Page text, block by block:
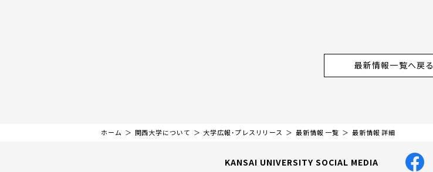
最新情報一覧へ戻る
ホーム 関西大学について 大学広報・プレスリリース 最新情報 一覧 最新情報 詳細
KANSAI UNIVERSITY SOCIAL MEDIA